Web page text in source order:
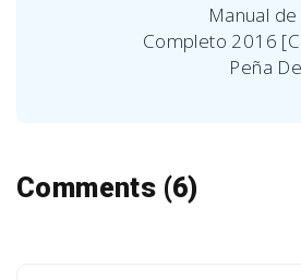
Manual
Completo 2016
Peña
Comments (6)